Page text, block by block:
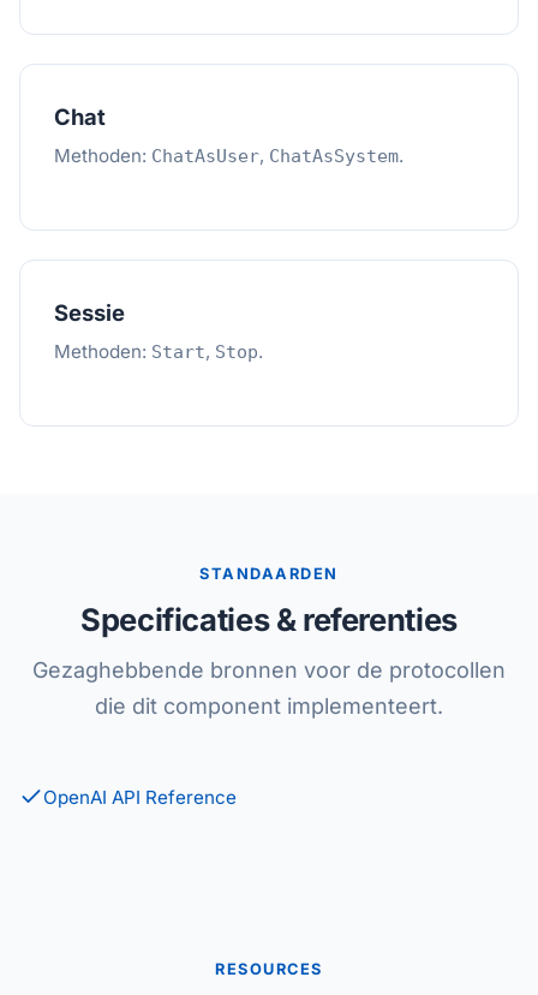
Chat
Methoden: ChatAsUser, ChatAsSystem.
Sessie
Methoden: Start, Stop.
STANDAARDEN
Specificaties & referenties
Gezaghebbende bronnen voor de protocollen
die dit component implementeert.
OpenAI API Reference
RESOURCES